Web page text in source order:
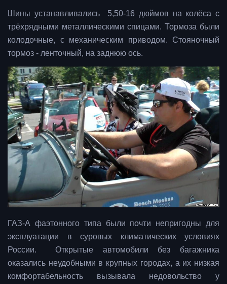
Шины устанавливались 5,50-16 дюймов на колёса с
трёхрядными металлическими спицами. Тормоза были
колодочные, с механическим приводом. Стояночный
тормоз - ленточный, на заднюю ось.
ГАЗ-А фаэтонного типа были почти непригодны для
эксплуатации в суровых климатических условиях
России. Открытые автомобили без багажника
оказались неудобными в крупных городах, а их низкая
комфортабельность вызывала недовольство у